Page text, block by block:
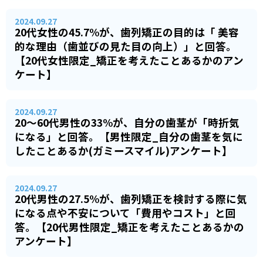
2024.09.27
20代女性の45.7%が、歯列矯正の目的は「 美容
的な理由（歯並びの見た目の向上）」と回答。
【20代女性限定_矯正を考えたことあるかのアン
ケート】
2024.09.27
20～60代男性の33%が、自分の歯茎が「時折気
になる」と回答。【男性限定_自分の歯茎を気に
したことあるか(ガミースマイル)アンケート】
2024.09.27
20代男性の27.5%が、歯列矯正を検討する際に気
になる点や不安について「費用やコスト」と回
答。【20代男性限定_矯正を考えたことあるかの
アンケート】